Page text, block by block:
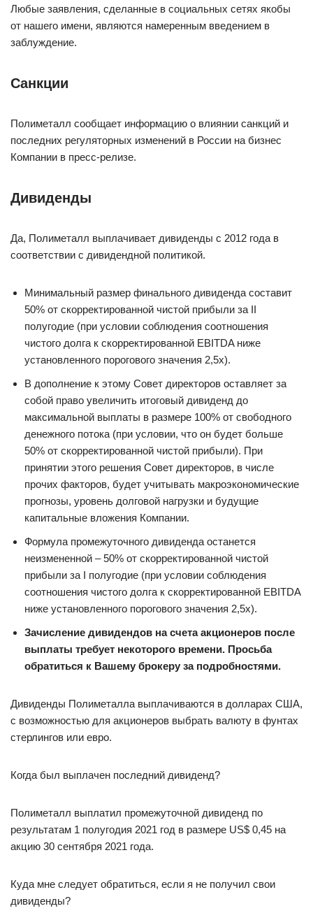
Любые заявления, сделанные в социальных сетях якобы
от нашего имени, являются намеренным введением в
заблуждение.
Санкции
Полиметалл сообщает информацию о влиянии санкций и
последних регуляторных изменений в России на бизнес
Компании в пресс-релизе.
Дивиденды
Да, Полиметалл выплачивает дивиденды с 2012 года в
соответствии с дивидендной политикой.
Минимальный размер финального дивиденда составит
50% от скорректированной чистой прибыли за II
полугодие (при условии соблюдения соотношения
чистого долга к скорректированной EBITDA ниже
установленного порогового значения 2,5x).
В дополнение к этому Совет директоров оставляет за
собой право увеличить итоговый дивиденд до
максимальной выплаты в размере 100% от свободного
денежного потока (при условии, что он будет больше
50% от скорректированной чистой прибыли). При
принятии этого решения Совет директоров, в числе
прочих факторов, будет учитывать макроэкономические
прогнозы, уровень долговой нагрузки и будущие
капитальные вложения Компании.
Формула промежуточного дивиденда останется
неизмененной – 50% от скорректированной чистой
прибыли за I полугодие (при условии соблюдения
соотношения чистого долга к скорректированной EBITDA
ниже установленного порогового значения 2,5x).
Зачисление дивидендов на счета акционеров после
выплаты требует некоторого времени. Просьба
обратиться к Вашему брокеру за подробностями.
Дивиденды Полиметалла выплачиваются в долларах США,
с возможностью для акционеров выбрать валюту в фунтах
стерлингов или евро.
Когда был выплачен последний дивиденд?
Полиметалл выплатил промежуточной дивиденд по
результатам 1 полугодия 2021 год в размере US$ 0,45 на
акцию 30 сентября 2021 года.
Куда мне следует обратиться, если я не получил свои
дивиденды?